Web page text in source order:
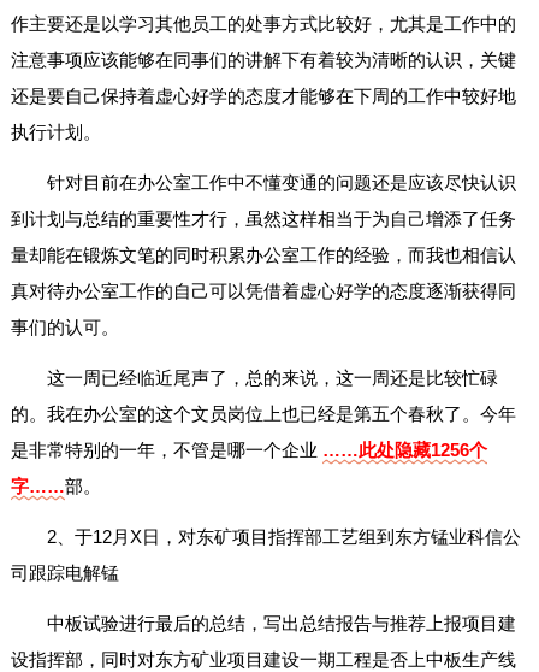
作主要还是以学习其他员工的处事方式比较好，尤其是工作中的
注意事项应该能够在同事们的讲解下有着较为清晰的认识，关键
还是要自己保持着虚心好学的态度才能够在下周的工作中较好地
执行计划。
针对目前在办公室工作中不懂变通的问题还是应该尽快认识
到计划与总结的重要性才行，虽然这样相当于为自己增添了任务
量却能在锻炼文笔的同时积累办公室工作的经验，而我也相信认
真对待办公室工作的自己可以凭借着虚心好学的态度逐渐获得同
事们的认可。
这一周已经临近尾声了，总的来说，这一周还是比较忙碌
的。我在办公室的这个文员岗位上也已经是第五个春秋了。今年
是非常特别的一年，不管是哪一个企业 ……此处隐藏1256个
字……部。
2、于12月X日，对东矿项目指挥部工艺组到东方锰业科信公
司跟踪电解锰
中板试验进行最后的总结，写出总结报告与推荐上报项目建
设指挥部，同时对东方矿业项目建设一期工程是否上中板生产线